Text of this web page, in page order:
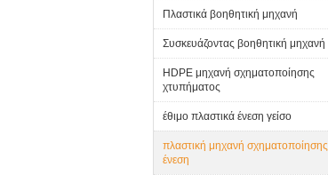
Πλαστικά βοηθητική μηχανή
Συσκευάζοντας βοηθητική μηχανή
HDPE μηχανή σχηματοποίησης
χτυπήματος
έθιμο πλαστικά ένεση γείσο
πλαστική μηχανή σχηματοποίησης
ένεση